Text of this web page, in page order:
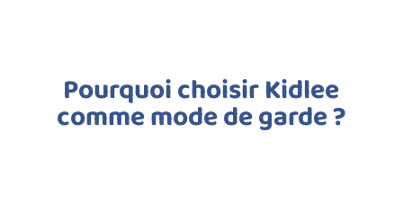
Pourquoi choisir Kidlee
comme mode de garde ?